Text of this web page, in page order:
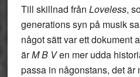
Till skillnad från Loveless,
generations syn på musik
något sätt var ett dokument
ärM B Ven mer udda
passa in någonstans, det är